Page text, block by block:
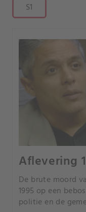
S1
Aflevering
De brute moord
1995 op een
politie en de